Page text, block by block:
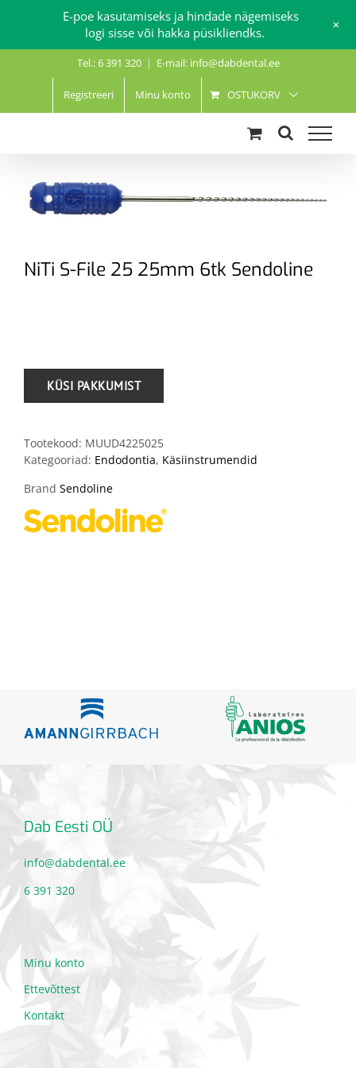
Tel.: 6 391 320 | E-mail: info@dabdental.ee
Registreeri Minu konto OSTUKORV
NiTi S-File 25 25mm 6tk Sendoline
Tootekood: MUUD4225025
Kategooriad: Endodontia, Käsiinstrumendid
Brand Sendoline
Dab Eesti OÜ
info@dabdental.ee
6 391 320
Minu konto
Ettevõttest
Kontakt
E-poe kasutamiseks ja hindade nägemiseks
logi sisse või hakka püsikliendks.
+